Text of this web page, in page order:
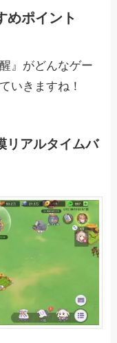
めポイント
』がどんなゲー
いきますね！
リアルタイムバ